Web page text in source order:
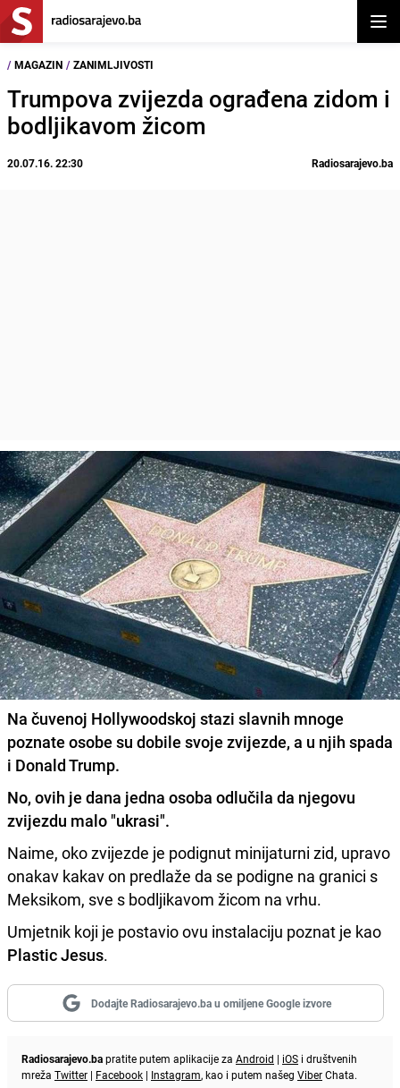
/ MAGAZIN / ZANIMLJIVOSTI
Trumpova zvijezda ograđena zidom i
bodljikavom žicom
20.07.16. 22:30 Radiosarajevo.ba
Na čuvenoj Hollywoodskoj stazi slavnih mnoge
poznate osobe su dobile svoje zvijezde, a u njih spada
i Donald Trump.
No, ovih je dana jedna osoba odlučila da njegovu
zvijezdu malo "ukrasi".
Naime, oko zvijezde je podignut minijaturni zid, upravo
onakav kakav on predlaže da se podigne na granici s
Meksikom, sve s bodljikavom žicom na vrhu.
Umjetnik koji je postavio ovu instalaciju poznat je kao
Plastic Jesus.
Dodajte Radiosarajevo.ba u omiljene Google izvore
Radiosarajevo.bapratite putem aplikacije za Android | iOS i društvenih
mreža Twitter | Facebook | Instagram, kao i putem našeg ViberChata.